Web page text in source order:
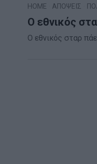
HOME ΑΠΟΨΕΙΣ
Ο εθνικός
Ο εθνικός σταρ